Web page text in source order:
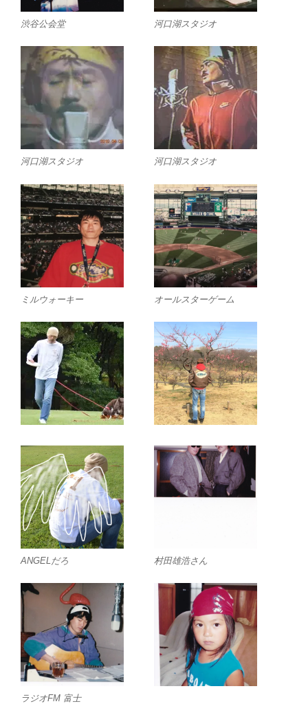
渋谷公会堂 河口湖スタジオ
河口湖スタジオ 河口湖スタジオ
ミルウォーキー オールスターゲーム
ANGELだろ 村田雄浩さん
ラジオFM 富士